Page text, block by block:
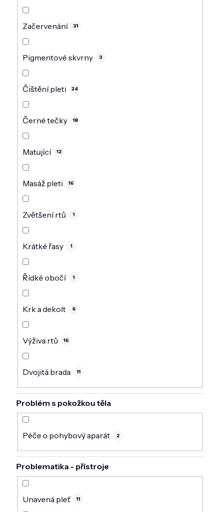
Začervenání 31
Pigmentové skvrny 3
Čištění pleti 24
Černé tečky 18
Matující 12
Masáž pleti 16
Zvětšení rtů 1
Krátké řasy 1
Řídké obočí 1
Krk a dekolt 6
Výživa rtů 16
Dvojitá brada 11
Problém s pokožkou těla
Péče o pohybový aparát 2
Problematika - přístroje
Unavená pleť 11